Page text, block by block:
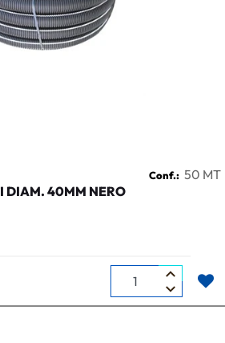
Conf.: 50 MT
DIAM. 40MM NERO